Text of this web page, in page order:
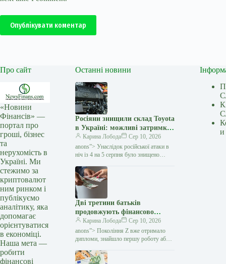
Опублікувати коментар
Про сайт
«Новини
Фінансів» —
портал про
гроші, бізнес
та
нерухомість в
Україні. Ми
стежимо за
криптовалют
ним ринком і
публікуємо
аналітику, яка
допомагає
орієнтуватися
в економіці.
Наша мета —
робити
фінансові
Останні новини
Росіяни знищили склад Toyota
в Україні: можливі затримки
з постачанням запчастин —
Мінфін
Карина Лобода
Сер 10, 2026
anons”> Унаслідок російської атаки в
ніч із 4 на 5 серпня було знищено
товарів компанії «Тойота-Україна».…
Дві третини батьків
продовжують фінансово
утримувати дорослих дітей
покоління Z — дослідження
— Мінфін
Карина Лобода
Сер 10, 2026
anons”> Покоління Z вже отримало
дипломи, знайшло першу роботу або
незалежності це не гарантує. Дедалі
и